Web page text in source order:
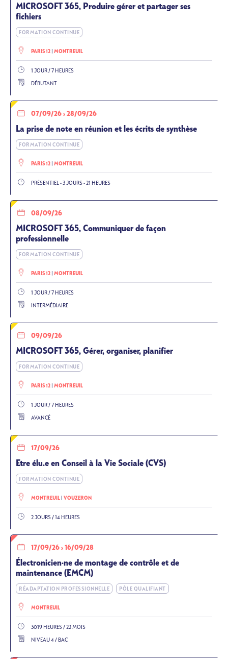
MICROSOFT 365, Produire gérer et partager ses
fichiers
FORMATION CONTINUE
PARIS 12 MONTREUIL
1 JOUR / 7 HEURES
DÉBUTANT
07/09/26 › 28/09/26
La prise de note en réunion et les écrits de synthèse
FORMATION CONTINUE
PARIS 12 MONTREUIL
PRÉSENTIEL - 3 JOURS - 21 HEURES
08/09/26
MICROSOFT 365, Communiquer de façon
professionnelle
FORMATION CONTINUE
PARIS 12 MONTREUIL
1 JOUR / 7 HEURES
INTERMÉDIAIRE
09/09/26
MICROSOFT 365, Gérer, organiser, planifier
FORMATION CONTINUE
PARIS 12 MONTREUIL
1 JOUR / 7 HEURES
AVANCÉ
17/09/26
Etre élu.e en Conseil à la Vie Sociale (CVS)
FORMATION CONTINUE
MONTREUIL VOUZERON
2 JOURS / 14 HEURES
17/09/26 › 16/09/28
Électronicien·ne de montage de contrôle et de
maintenance (EMCM)
RÉADAPTATION PROFESSIONNELLE PÔLE QUALIFIANT
MONTREUIL
3019 HEURES / 22 MOIS
NIVEAU 4 / BAC